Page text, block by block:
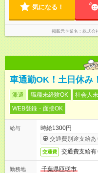
気になる！
掲載元企業名 株式会
車通勤OK！土日休み
派遣 職種未経験OK 社会人
WEB登録・面接OK
給与
時給1300円
交通費別途支給あ
交通費 交通費支給有
勤務地
千葉県匝瑳市